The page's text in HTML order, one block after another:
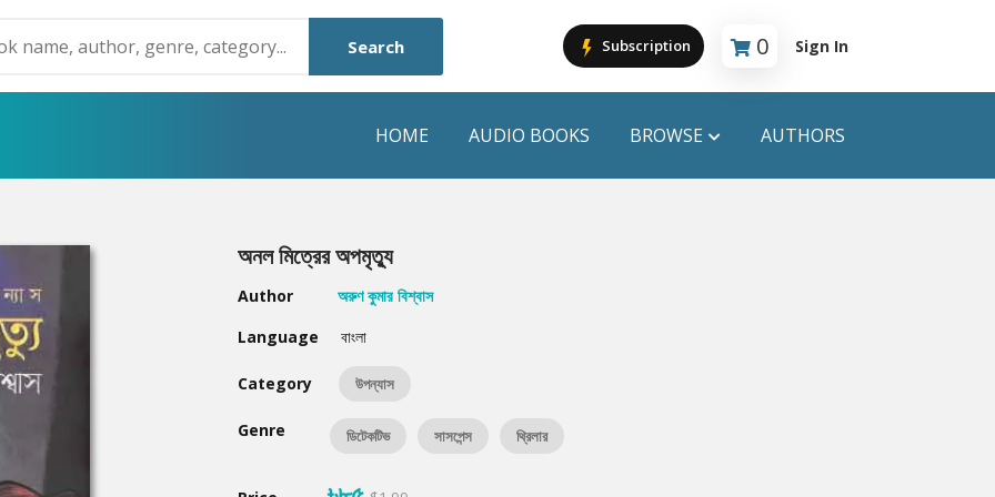
Search Subscription 0
Cart is empty
Sign In
HOME AUDIO BOOKS BROWSE
Humayun Ahmed
Mouri Morium
Hot & New
AUTHORS
অনল মিত্রের অপমৃত্যু
Author
অরুণ কুমার বিশ্বাস
Language
বাংলা
Category উপন্যাস
Genre ডিটেকটিভ সাসপেন্স থ্রিলার